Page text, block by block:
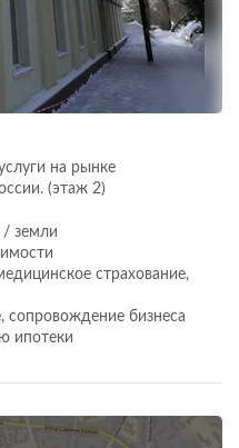
на рынке
(этаж 2)
земли
страхование,
бизнеса
ипотеки